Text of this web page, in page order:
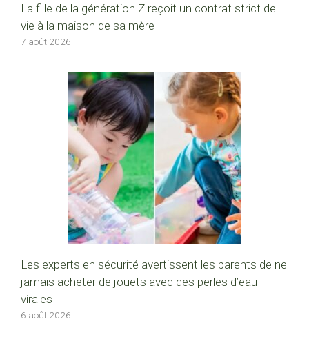
La fille de la génération Z reçoit un contrat strict de
vie à la maison de sa mère
7 août 2026
Les experts en sécurité avertissent les parents de ne
jamais acheter de jouets avec des perles d’eau
virales
6 août 2026